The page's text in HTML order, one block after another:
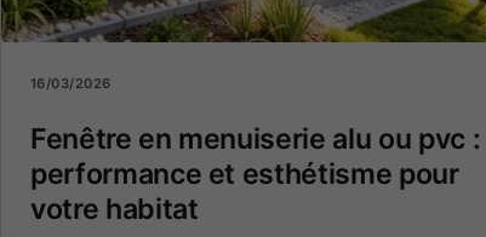
Fenêtre en menuiserie alu ou pvc :
performance et esthétisme pour
votre habitat
16/03/2026